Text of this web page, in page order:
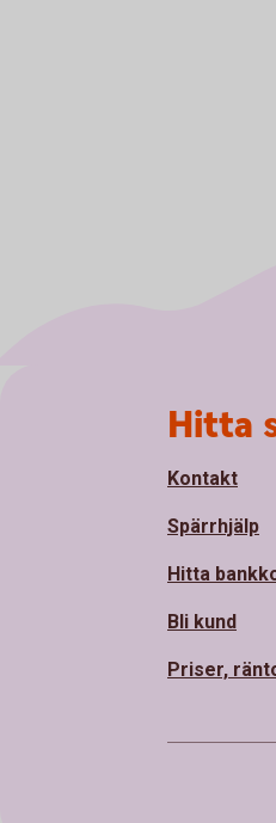
Hitta
Kontakt
Spärrhjälp
Hitta
Bli kund
Priser,